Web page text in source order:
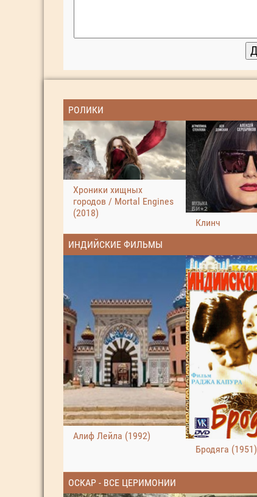
РОЛИКИ
Хроники хищных
городов / Mortal Engines
(2018)
Клинч
ИНДИЙСКИЕ ФИЛЬМЫ
Алиф Лейла (1992)
Бродяга (1951)
ОСКАР - ВСЕ ЦЕРИМОНИИ